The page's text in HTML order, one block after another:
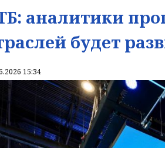
аналитики
будет
15:34